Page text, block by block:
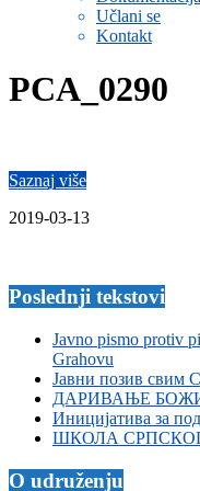
Učlani se
Kontakt
PCA_0290
Saznaj više
2019-03-13
Poslednji tekstovi
Javno pismo protiv
Grahovu
Јавни позив свим
ДАРИВАЊЕ
Иницијатива за
ШКОЛА СРПСКОГ
O udruženju